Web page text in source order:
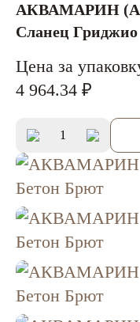
АКВАМАРИН
Сланец Гриджио
Цена за
4 964.34 ₽